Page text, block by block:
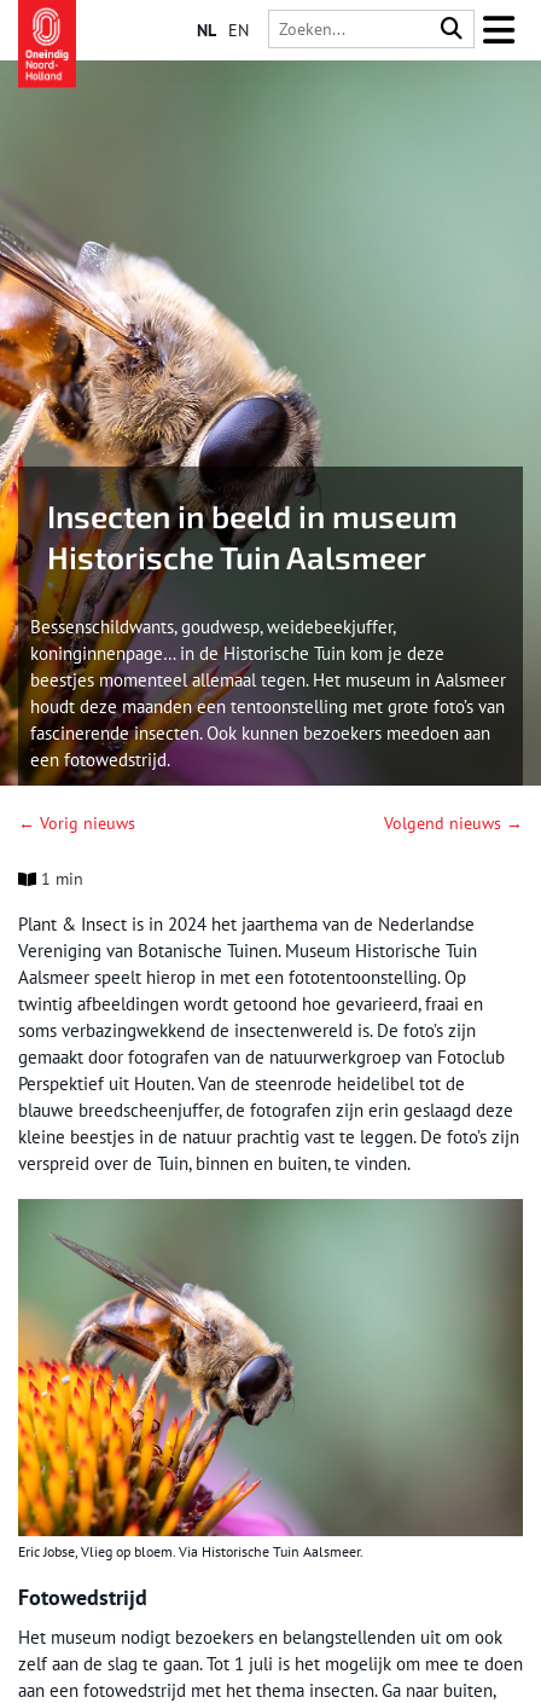
NL EN
Insecten in beeld in museum
Historische Tuin Aalsmeer
Bessenschildwants, goudwesp, weidebeekjuffer,
koninginnenpage… in de Historische Tuin kom je deze
beestjes momenteel allemaal tegen. Het museum in Aalsmeer
houdt deze maanden een tentoonstelling met grote foto’s van
fascinerende insecten. Ook kunnen bezoekers meedoen aan
een fotowedstrijd.
← Vorig nieuws Volgend nieuws →
1 min
Plant & Insect is in 2024 het jaarthema van de Nederlandse
Vereniging van Botanische Tuinen. Museum Historische Tuin
Aalsmeer speelt hierop in met een fototentoonstelling. Op
twintig afbeeldingen wordt getoond hoe gevarieerd, fraai en
soms verbazingwekkend de insectenwereld is. De foto’s zijn
gemaakt door fotografen van de natuurwerkgroep van Fotoclub
Perspektief uit Houten. Van de steenrode heidelibel tot de
blauwe breedscheenjuffer, de fotografen zijn erin geslaagd deze
kleine beestjes in de natuur prachtig vast te leggen. De foto’s zijn
verspreid over de Tuin, binnen en buiten, te vinden.
Eric Jobse, Vlieg op bloem. Via Historische Tuin Aalsmeer.
Fotowedstrijd
Het museum nodigt bezoekers en belangstellenden uit om ook
zelf aan de slag te gaan. Tot 1 juli is het mogelijk om mee te doen
aan een fotowedstrijd met het thema insecten. Ga naar buiten,